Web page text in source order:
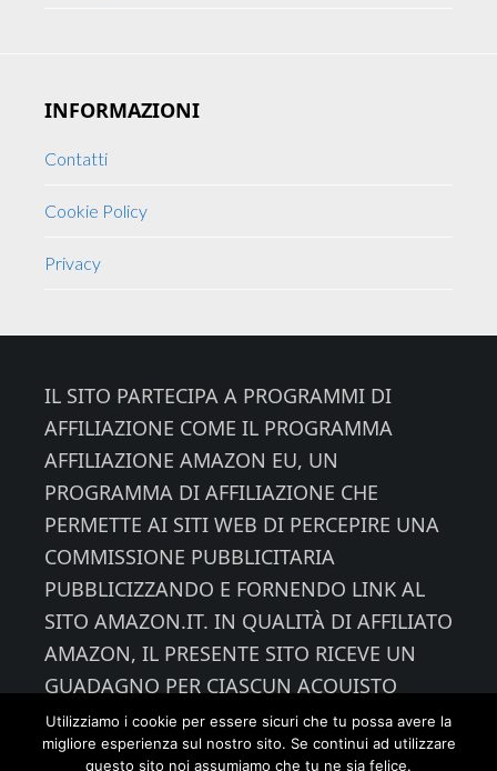
INFORMAZIONI
Contatti
Cookie Policy
Privacy
IL SITO PARTECIPA A PROGRAMMI DI
AFFILIAZIONE COME IL PROGRAMMA
AFFILIAZIONE AMAZON EU, UN
PROGRAMMA DI AFFILIAZIONE CHE
PERMETTE AI SITI WEB DI PERCEPIRE UNA
COMMISSIONE PUBBLICITARIA
PUBBLICIZZANDO E FORNENDO LINK AL
SITO AMAZON.IT. IN QUALITÀ DI AFFILIATO
AMAZON, IL PRESENTE SITO RICEVE UN
GUADAGNO PER CIASCUN ACQUISTO
IDONEO.
Utilizziamo i cookie per essere sicuri che tu possa avere la
migliore esperienza sul nostro sito. Se continui ad utilizzare
questo sito noi assumiamo che tu ne sia felice.